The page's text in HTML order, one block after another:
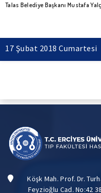
Talas Belediye Başkanı Mustafa
17 Şubat 2018 Cumartesi
Köşk Mah. Prof. Dr.
Feyzioğlu Cad. No:42